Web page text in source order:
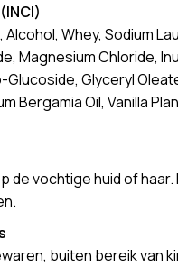
Alcohol, Whey, Sodium
Magnesium Chloride,
Glyceryl
Bergamia Oil, Vanilla
de vochtige huid of
buiten bereik van